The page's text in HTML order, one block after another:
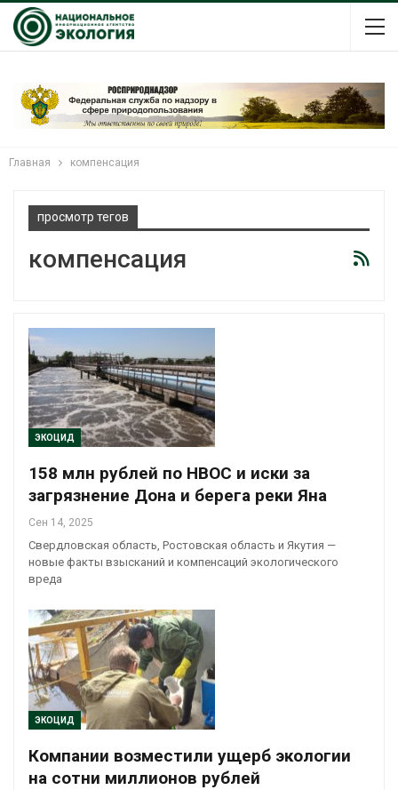
Главная компенсация
просмотр тегов
компенсация
ЭКОЦИД
158 млн рублей по НВОС и иски за
загрязнение Дона и берега реки Яна
Сен 14, 2025
Свердловская область, Ростовская область и Якутия —
новые факты взысканий и компенсаций экологического
вреда
ЭКОЦИД
Компании возместили ущерб экологии
на сотни миллионов рублей